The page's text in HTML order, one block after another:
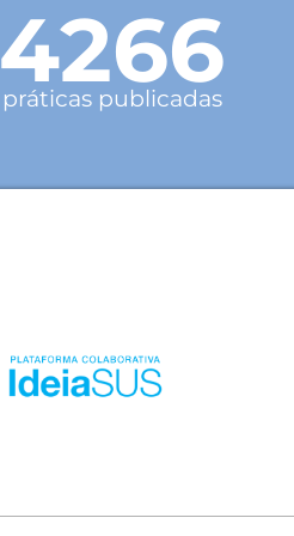
4266
práticas publicadas